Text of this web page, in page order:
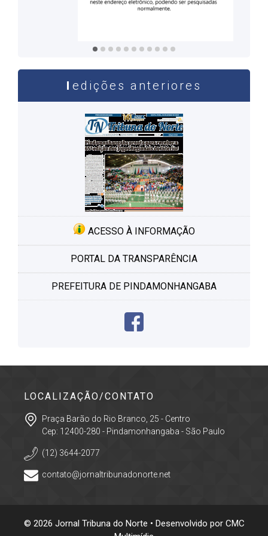
Câmara, Valéria Follmann, Marta Amaral, Gisele
edições anteriores
ACESSO À INFORMAÇÃO
PORTAL DA TRANSPARÊNCIA
PREFEITURA DE PINDAMONHANGABA
LOCALIZAÇÃO/CONTATO
Praça Barão do Rio Branco, 25 - Centro
Cep: 12400-280 - Pindamonhangaba - São Paulo
(12) 3644-2077
contato@jornaltribunadonorte.net
© 2026 Jornal Tribuna do Norte • Desenvolvido por CMC